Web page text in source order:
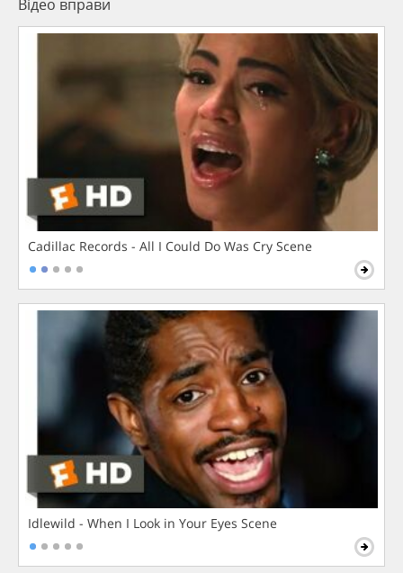
Відео вправи
Cadillac Records - All I Could Do Was Cry Scene
Idlewild - When I Look in Your Eyes Scene